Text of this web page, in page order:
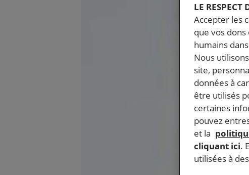
LE RESPECT
Accepter les
que vos
humains
Nous
site,
données à
être utilisés
certaines
pouvez
et la
cliquant ici.
utilisées à